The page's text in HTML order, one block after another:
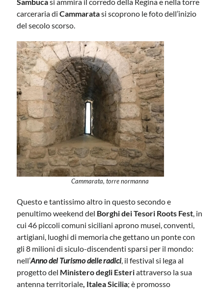
carceraria diCammaratasi scoprono le foto dell’inizio
del secolo scorso.
Cammarata, torre normanna
Questo e tantissimo altro in questo secondo e
penultimo weekend del Borghi dei Tesori Roots Fest, in
cui 46 piccoli comuni siciliani aprono musei, conventi,
artigiani, luoghi di memoria che gettano un ponte con
gli 8 milioni di siculo-discendenti sparsi per il mondo:
nell’Anno delTurismo delle radici, il festival si lega al
progetto del Ministero degli Esteriattraverso la sua
antenna territoriale, ItaleaSicilia; è promosso